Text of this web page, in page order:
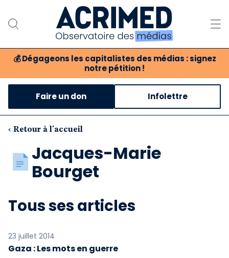
💰 Dégageons les capitalistes des médias : signez
notre pétition !
Notre association
Notre critique des médias
Nos propositions
Notre revue
Boutique
Faire un don Infolettre
‹ Retour à l'accueil
Jacques-Marie
Bourget
Tous ses articles
23 juillet 2014
Gaza : Les mots en guerre